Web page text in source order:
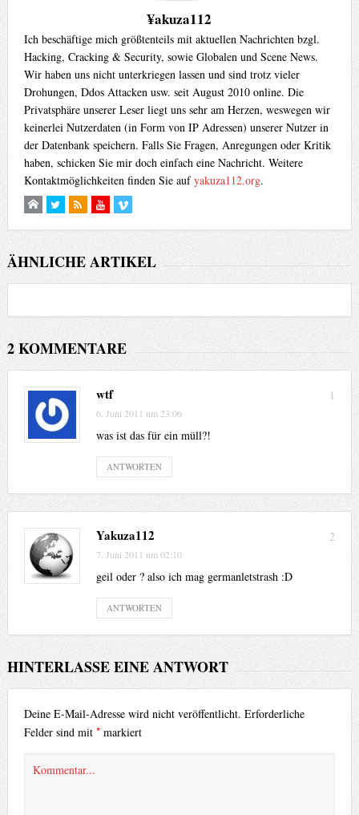
¥akuza112
Ich beschäftige mich größtenteils mit aktuellen Nachrichten bzgl.
Hacking, Cracking & Security, sowie Globalen und Scene News.
Wir haben uns nicht unterkriegen lassen und sind trotz vieler
Drohungen, Ddos Attacken usw. seit August 2010 online. Die
Privatsphäre unserer Leser liegt uns sehr am Herzen, weswegen wir
keinerlei Nutzerdaten (in Form von IP Adressen) unserer Nutzer in
der Datenbank speichern. Falls Sie Fragen, Anregungen oder Kritik
haben, schicken Sie mir doch einfach eine Nachricht. Weitere
Kontaktmöglichkeiten finden Sie aufyakuza112.org.
ÄHNLICHE ARTIKEL
2 KOMMENTARE
1
wtf
6. Juni 2011 um 23:06
was ist das für ein müll?!
ANTWORTEN
2
Yakuza112
7. Juni 2011 um 02:10
geil oder ? also ich mag germanletstrash :D
ANTWORTEN
HINTERLASSE EINE ANTWORT
Deine E-Mail-Adresse wird nicht veröffentlicht. Erforderliche
Felder sind mit *markiert